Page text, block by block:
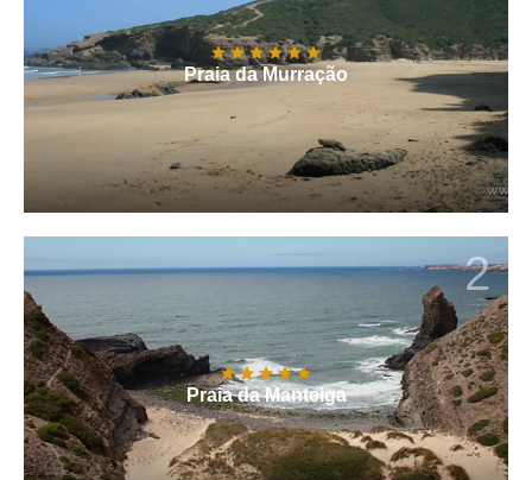
Praia da Murração
2
Praia da Manteiga